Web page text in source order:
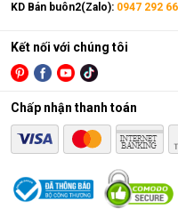
KD Bán buôn2(Zalo): 0947 292
Kết nối với chúng tôi
Chấp nhận thanh toán